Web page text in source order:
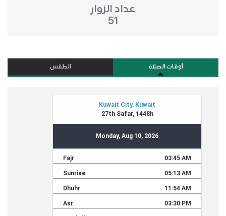
عداد الزوار
51
أوقات الصلاة الطقس